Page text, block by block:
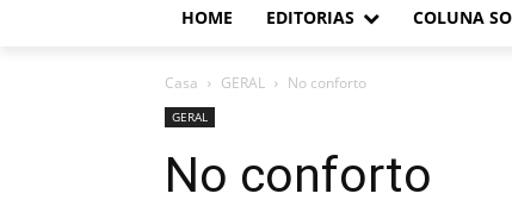
HOME EDITORIAS COLUNA
Casa GERAL No conforto
GERAL
No conforto